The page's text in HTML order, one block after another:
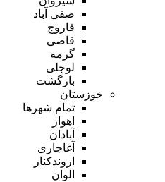
صفی آباد
فاروج
قاضی
گرمه
لوجلی
بازگشت
خوزستان
تمام شهر‌ها
اهواز
آبادان
آغاجاری
اروندکنار
الوان